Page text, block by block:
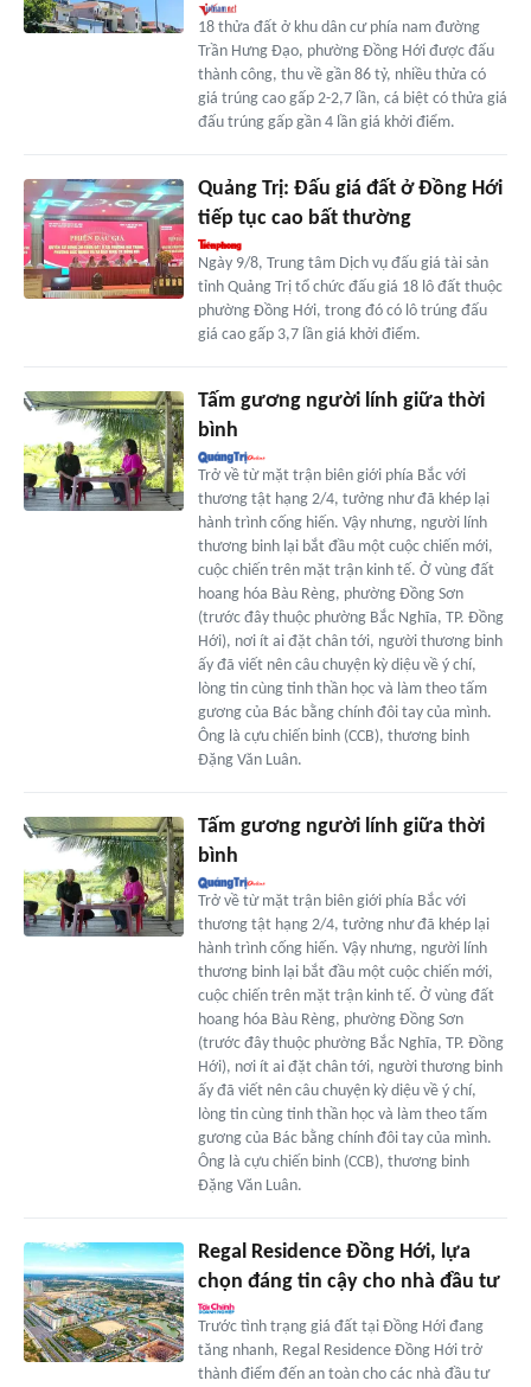
18 thửa đất ở khu dân cư phía nam đường
Trần Hưng Đạo, phường Đồng Hới được đấu
thành công, thu về gần 86 tỷ, nhiều thửa có
giá trúng cao gấp 2-2,7 lần, cá biệt có thửa giá
đấu trúng gấp gần 4 lần giá khởi điểm.
Quảng Trị: Đấu giá đất ở Đồng Hới
tiếp tục cao bất thường
Ngày 9/8, Trung tâm Dịch vụ đấu giá tài sản
tỉnh Quảng Trị tổ chức đấu giá 18 lô đất thuộc
phường Đồng Hới, trong đó có lô trúng đấu
giá cao gấp 3,7 lần giá khởi điểm.
Tấm gương người lính giữa thời
bình
Trở về từ mặt trận biên giới phía Bắc với
thương tật hạng 2/4, tưởng như đã khép lại
hành trình cống hiến. Vậy nhưng, người lính
thương binh lại bắt đầu một cuộc chiến mới,
cuộc chiến trên mặt trận kinh tế. Ở vùng đất
hoang hóa Bàu Rèng, phường Đồng Sơn
(trước đây thuộc phường Bắc Nghĩa, TP. Đồng
Hới), nơi ít ai đặt chân tới, người thương binh
ấy đã viết nên câu chuyện kỳ diệu về ý chí,
lòng tin cùng tinh thần học và làm theo tấm
gương của Bác bằng chính đôi tay của mình.
Ông là cựu chiến binh (CCB), thương binh
Đặng Văn Luân.
Tấm gương người lính giữa thời
bình
Trở về từ mặt trận biên giới phía Bắc với
thương tật hạng 2/4, tưởng như đã khép lại
hành trình cống hiến. Vậy nhưng, người lính
thương binh lại bắt đầu một cuộc chiến mới,
cuộc chiến trên mặt trận kinh tế. Ở vùng đất
hoang hóa Bàu Rèng, phường Đồng Sơn
(trước đây thuộc phường Bắc Nghĩa, TP. Đồng
Hới), nơi ít ai đặt chân tới, người thương binh
ấy đã viết nên câu chuyện kỳ diệu về ý chí,
lòng tin cùng tinh thần học và làm theo tấm
gương của Bác bằng chính đôi tay của mình.
Ông là cựu chiến binh (CCB), thương binh
Đặng Văn Luân.
Regal Residence Đồng Hới, lựa
chọn đáng tin cậy cho nhà đầu tư
Trước tình trạng giá đất tại Đồng Hới đang
tăng nhanh, Regal Residence Đồng Hới trở
thành điểm đến an toàn cho các nhà đầu tư